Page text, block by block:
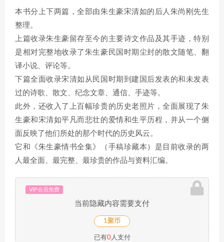
本书分上下两篇，全部由朱生豪宋清如的后人朱尚刚先生
整理。
上篇收录朱生豪留存至今的主要诗文作品及其手迹，特别
是相对完整地收录了朱生豪民国时期尘封的散文随笔、翻
译小说、评论等。
下篇全面收录宋清如从民国时期到建国后发表的和未发表
过的诗歌、散文、纪念文章、通信、手迹等。
此外，还收入了上百幅珍贵的历史老照片，全面展现了朱
生豪和宋清如平凡而悲壮的爱情和生平历程，并从一个侧
面反映了他们所处的那个时代的历史风云。
它和《朱生豪情书全集》（手稿珍藏本）是目前收录的两
人最全面、最完整、最珍贵的作品与资料汇编。
VIP会员免费
当前隐藏内容需要支付
1聚币
已有0人支付